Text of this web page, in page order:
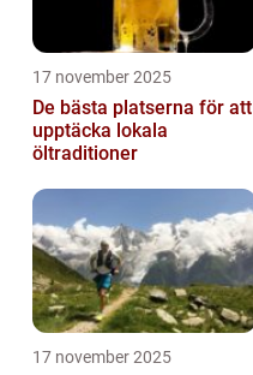
17 november 2025
De bästa platserna för att
upptäcka lokala
öltraditioner
17 november 2025